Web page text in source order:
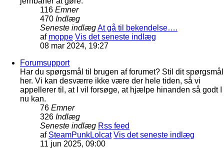
116 Emner
470 Indlæg
Seneste indlægAt gå til bekendelse….
af moppe Vis det seneste indlæg
08 mar 2024, 19:27
Forumsupport
Har du spørgsmål til brugen af forumet? Stil dit spørgsmål
her. Vi kan desværre ikke være der hele tiden, så vi
appellerer til, at I vil forsøge, at hjælpe hinanden så godt I
nu kan.
76 Emner
326 Indlæg
Seneste indlæg Rss feed
af SteamPunkLolcat Vis det seneste indlæg
11 jun 2025, 09:00